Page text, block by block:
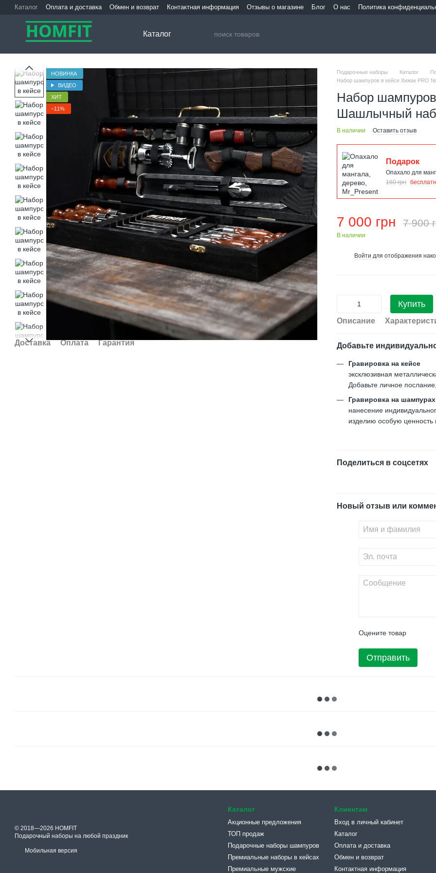
Перейти к основному контенту
Каталог Оплата и доставка Обмен и возврат Контактная информация Отзывы о магазине Блог О нас Политика
Каталог
НОВИНКА
ВИДЕО
ХИТ
−11%
Доставка Оплата Гарантия
Подарочные наборы Каталог
Набор шампуров в кейсе Хижак PRO
Набор
Шашлычный
В наличии Оставить отзыв
Подарок
Опахало для
160 грн
7 000 грн 7 900
В наличии
Войти для отображения
Купить
Описание
Добавьте
Гравировка на кейсе
эксклюзивная
Добавьте личное
Гравировка на шампурах
нанесение
изделию особую ценность
Поделиться в соцсетях
Новый отзыв или
Оцените товар
Отправить
© 2018—2026 HOMFIT
Подарочный наборы на любой праздник
Мобильная версия
Каталог
Акционные предложения
ТОП продаж
Подарочные наборы шампуров
Премиальные наборы в кейсах
Премиальные мужские
Клиентам
Вход в личный кабинет
Каталог
Оплата и доставка
Обмен и возврат
Контактная информация